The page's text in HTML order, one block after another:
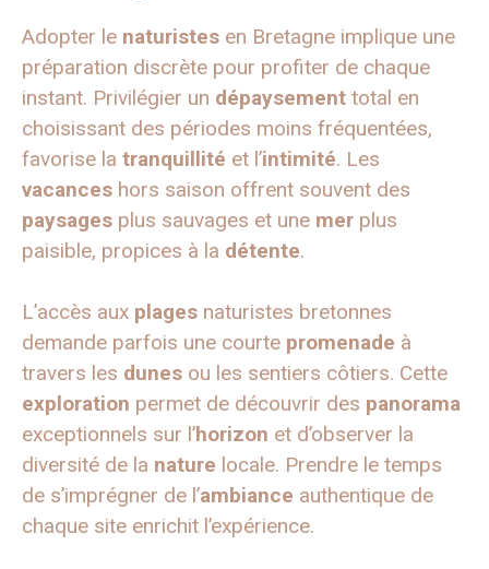
Adopter le naturistes en Bretagne implique une
préparation discrète pour profiter de chaque
instant. Privilégier un dépaysement total en
choisissant des périodes moins fréquentées,
favorise la tranquillité et l’intimité. Les
vacances hors saison offrent souvent des
paysages plus sauvages et une mer plus
paisible, propices à la détente.
L’accès aux plages naturistes bretonnes
demande parfois une courte promenade à
travers les dunes ou les sentiers côtiers. Cette
exploration permet de découvrir des panorama
exceptionnels sur l’horizon et d’observer la
diversité de la nature locale. Prendre le temps
de s’imprégner de l’ambiance authentique de
chaque site enrichit l’expérience.